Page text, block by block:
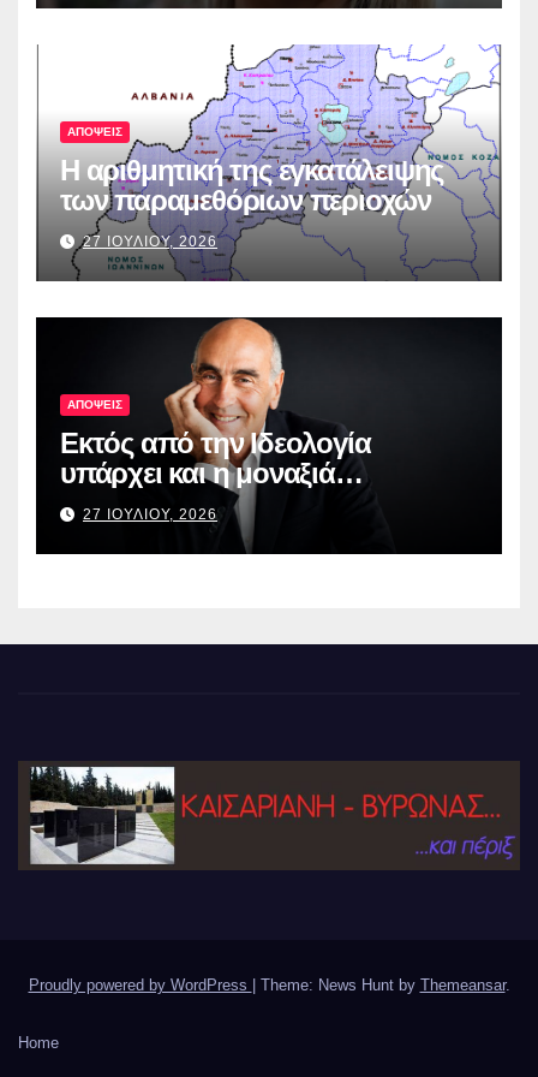
ΑΠΟΨΕΙΣ
Η αριθμητική της εγκατάλειψης
των παραμεθόριων περιοχών
27 ΙΟΥΛΙΟΥ, 2026
ΑΠΟΨΕΙΣ
Εκτός από την Ιδεολογία
υπάρχει και η μοναξιά…
27 ΙΟΥΛΙΟΥ, 2026
Proudly powered by WordPress | Theme: News Hunt by Themeansar.
Home